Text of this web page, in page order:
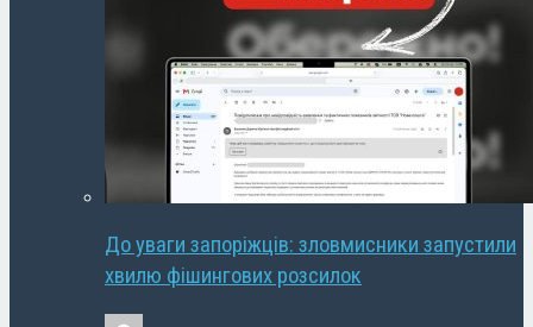
До уваги запоріжців: зловмисники запустили
хвилю фішингових розсилок